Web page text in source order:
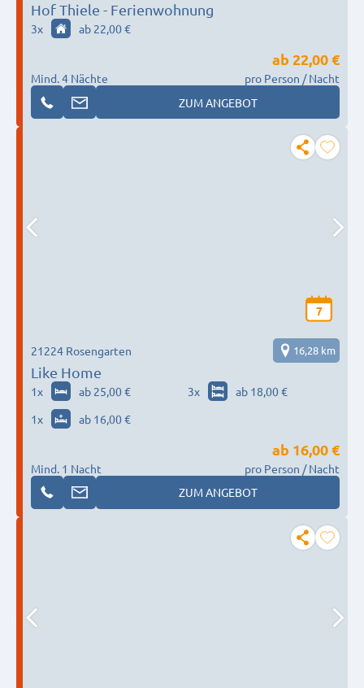
Hof Thiele - Ferienwohnung
3x ab 22,00 €
Mind. 4 Nächte
ab 22,00 €
pro Person / Nacht
ZUM ANGEBOT
7
Like Home
21224 Rosengarten 16,28 km
1x ab 25,00 € 3x
ab 18,00 €
1x ab 16,00 €
Mind. 1 Nacht
ab 16,00 €
pro Person / Nacht
ZUM ANGEBOT